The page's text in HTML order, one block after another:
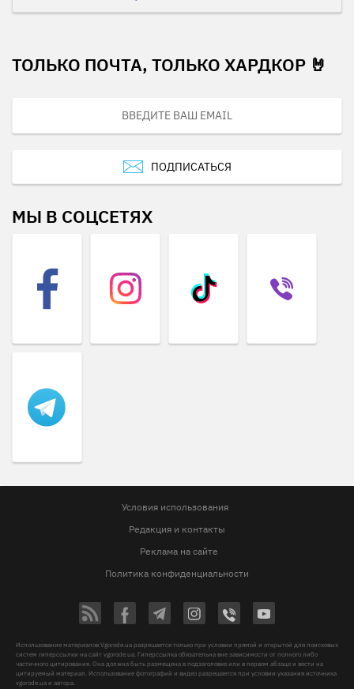
ТОЛЬКО ПОЧТА, ТОЛЬКО ХАРДКОР 🤘
ПОДПИСАТЬСЯ
МЫ В СОЦСЕТЯХ
Условия использования
Редакция и контакты
Реклама на сайте
Политика конфиденциальности
Использование материалов Vgorode.ua разрешается только при условии прямой и открытой для поисковых
систем гиперссылки на сайт vgorode.ua. Гиперссылка обязательна вне зависимости от полного либо
частичного цитирования. Она должна быть размещена в подзаголовке или в первом абзаце и вести на
цитируемый материал. Использование фотографий и видео разрешается при условии указания источника
vgorode.ua и автора.